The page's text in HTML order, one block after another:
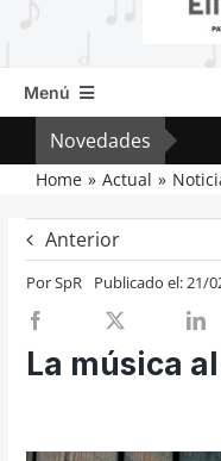
Menú
Inicio
Actual
Artículos
Previos de ópera
Entrevistas
Recomendación
Nosotros y privacidad
Novedades
Home Actual
Anterior
PorSpR Publicado el: 21/
La música